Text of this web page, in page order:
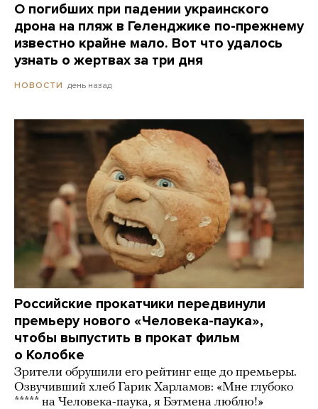
О погибших при падении украинского
дрона на пляж в Геленджике по-прежнему
известно крайне мало. Вот что удалось
узнать о жертвах за три дня
НОВОСТИ день назад
Российские прокатчики передвинули
премьеру нового «Человека-паука»,
чтобы выпустить в прокат фильм
о Колобке
Зрители обрушили его рейтинг еще до премьеры.
Озвучивший хлеб Гарик Харламов: «Мне глубоко
***** на Человека-паука, я Бэтмена люблю!»